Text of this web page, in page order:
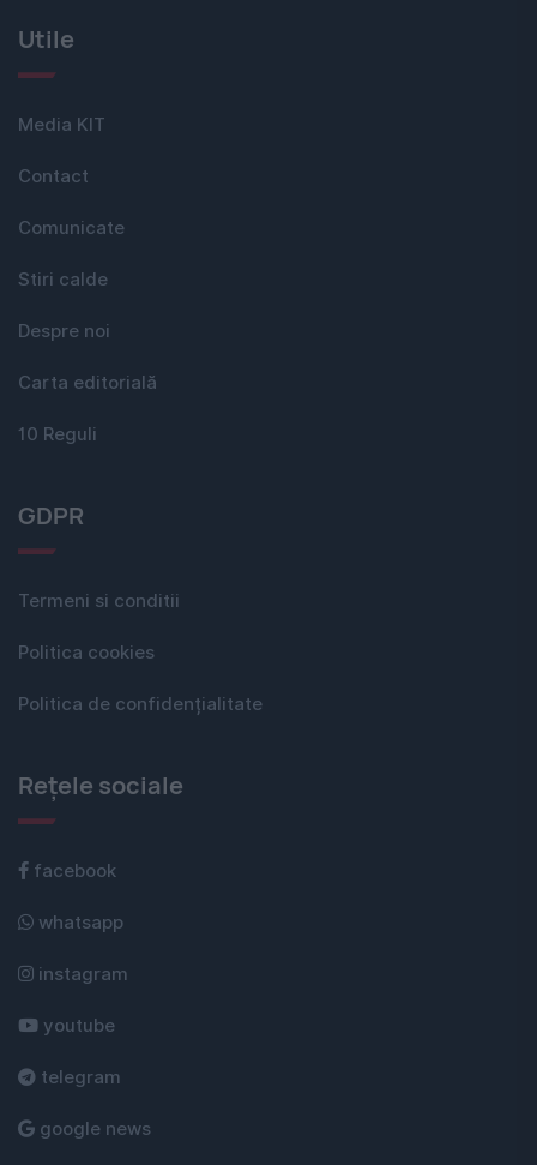
Utile
Media KIT
Contact
Comunicate
Stiri calde
Despre noi
Carta editorială
10 Reguli
GDPR
Termeni si conditii
Politica cookies
Politica de confidențialitate
Rețele sociale
facebook
whatsapp
instagram
youtube
telegram
google news